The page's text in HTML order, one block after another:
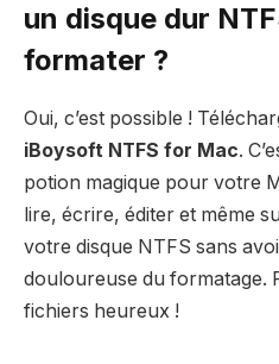
un disque dur
formater ?
Oui, c’est possible !
iBoysoft NTFS for Mac.
potion magique pour votre
lire, écrire, éditer et même
votre disque NTFS sans
douloureuse du formatage.
fichiers heureux !